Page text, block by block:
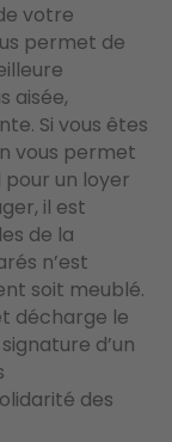
votre
permet de
aisée,
Si vous êtes
vous permet
un loyer
il est
de la
n’est
soit meublé.
décharge le
d’un
des